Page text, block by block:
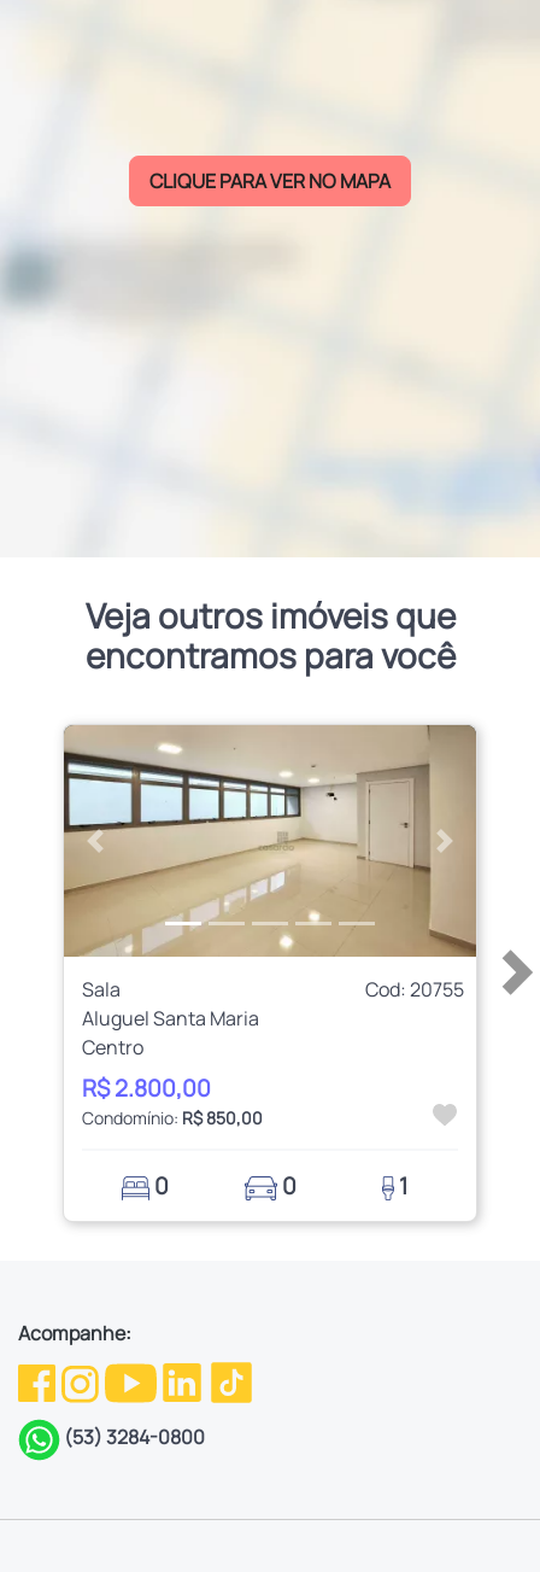
CLIQUE PARA VER NO MAPA
Veja outros imóveis que
encontramos para você
Anterior Próximo
Sala
Cod: 20755
Aluguel Santa Maria
Centro
R$ 2.800,00
Condomínio: R$ 850,00
0 0 1
Acompanhe:
(53) 3284-0800